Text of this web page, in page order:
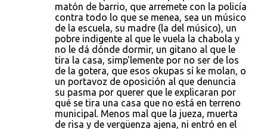
matón de barrio, que arremete con la policía
contra todo lo que se menea, sea un músico
de la escuela, su madre (la del músico), un
pobre indigente al que le vuela la chabola y
no le dá dónde dormir, un gitano al que le
tira la casa, simp'lemente por no ser de los
de la gotera, que esos okupas sí ke molan, o
un portavoz de oposición al que denuncia
su pasma por querer que le explicaran por
qué se tira una casa que no está en terreno
municipal. Menos mal que la jueza, muerta
de risa y de vergüenza ajena, ni entró en el